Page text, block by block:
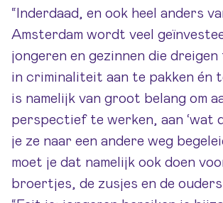
“Inderdaad, en ook heel anders
Amsterdam wordt veel
jongeren en gezinnen die
in criminaliteit aan te pakken én
is namelijk van groot belang om
perspectief te werken, aan ‘wat
je ze naar een andere weg
moet je dat namelijk ook doen
broertjes, de zusjes en de